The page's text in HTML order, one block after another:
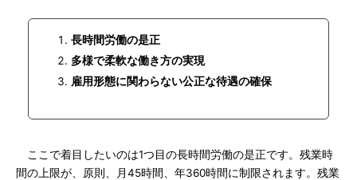
長時間労働の是正
多様で柔軟な働き方の実現
雇用形態に関わらない公正な待遇の確保
ここで着目したいのは1つ目の長時間労働の是正です。残業時
間の上限が、原則、月45時間、年360時間に制限されます。残業